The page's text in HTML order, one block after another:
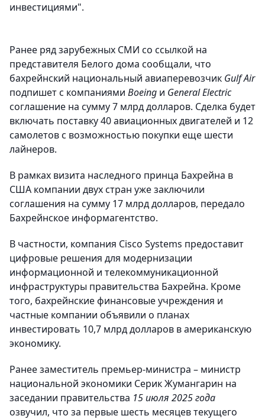
инвестициями".
Ранее ряд зарубежных СМИ со ссылкой на
представителя Белого дома сообщали, что
бахрейнский национальный авиаперевозчик Gulf Air
подпишет с компаниями Boeing и General Electric
соглашение на сумму 7 млрд долларов. Сделка будет
включать поставку 40 авиационных двигателей и 12
самолетов с возможностью покупки еще шести
лайнеров.
В рамках визита наследного принца Бахрейна в
США компании двух стран уже заключили
соглашения на сумму 17 млрд долларов, передало
Бахрейнское информагентство.
В частности, компания Cisco Systems предоставит
цифровые решения для модернизации
информационной и телекоммуникационной
инфраструктуры правительства Бахрейна. Кроме
того, бахрейнские финансовые учреждения и
частные компании объявили о планах
инвестировать 10,7 млрд долларов в американскую
экономику.
Ранее заместитель премьер-министра – министр
национальной экономики Серик Жумангарин на
заседании правительства 15 июля 2025 года
озвучил, что за первые шесть месяцев текущего